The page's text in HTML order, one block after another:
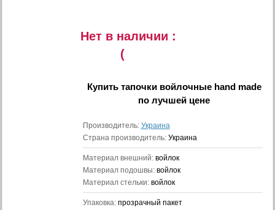
Нет в наличии :
(
Купить тапочки войлочные hand made
по лучшей цене
Производитель: Украина
Страна производитель: Украина
Материал внешний: войлок
Материал подошвы: войлок
Материал стельки: войлок
Упаковка: прозрачный пакет